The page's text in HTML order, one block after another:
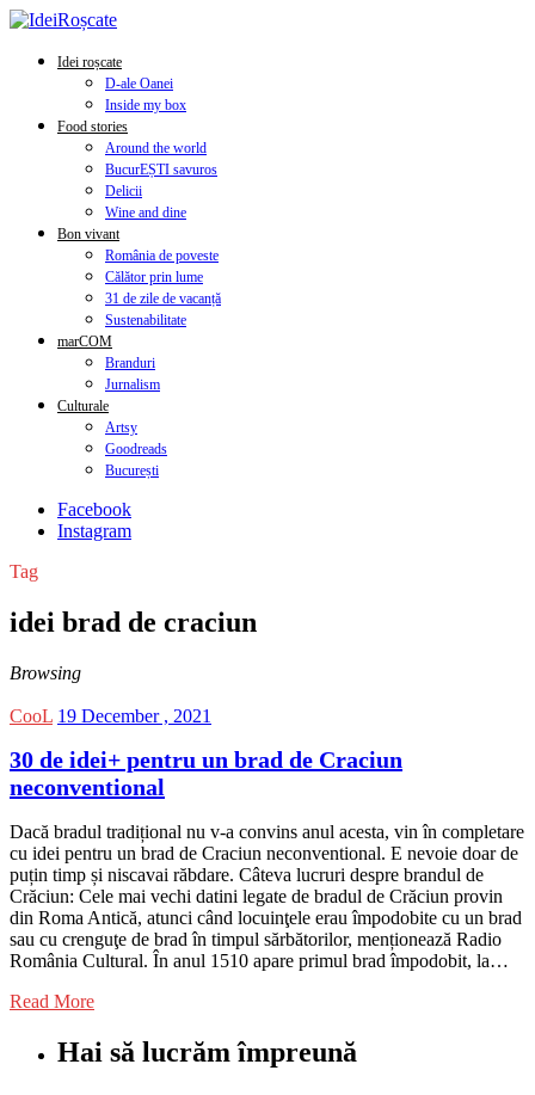
Idei roșcate
D-ale Oanei
Inside my box
Food stories
Around the world
BucurEȘTI savuros
Delicii
Wine and dine
Bon vivant
România de poveste
Călător prin lume
31 de zile de vacanță
Sustenabilitate
marCOM
Branduri
Jurnalism
Culturale
Artsy
Goodreads
București
Facebook
Instagram
Tag
idei brad de craciun
Browsing
CooL 19 December , 2021
30 de idei+ pentru un brad de Craciun
neconventional
Dacă bradul tradițional nu v-a convins anul acesta, vin în completare
cu idei pentru un brad de Craciun neconventional. E nevoie doar de
puțin timp și niscavai răbdare. Câteva lucruri despre brandul de
Crăciun: Cele mai vechi datini legate de bradul de Crăciun provin
din Roma Antică, atunci când locuinţele erau împodobite cu un brad
sau cu crenguţe de brad în timpul sărbătorilor, menționează Radio
România Cultural. În anul 1510 apare primul brad împodobit, la…
Read More
Hai să lucrăm împreună